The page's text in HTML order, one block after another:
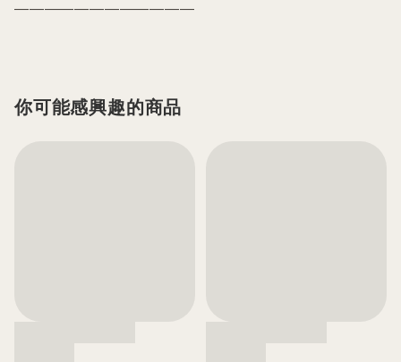
————————————
你可能感興趣的商品